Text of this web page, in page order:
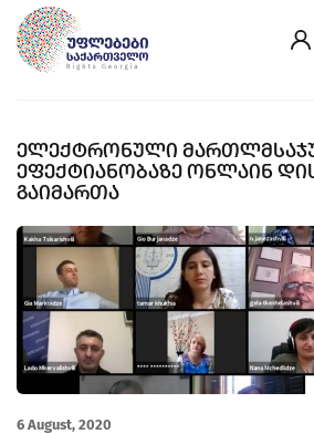
ᲔᲚᲔᲥᲢᲠᲝᲜᲣᲚᲘ
ᲔᲤᲔᲥᲢᲘᲐᲜᲝᲑᲐᲖᲔ ᲝᲜᲚᲐᲘᲜ
ᲒᲐᲘᲛᲐᲠᲗᲐ
6 August, 2020